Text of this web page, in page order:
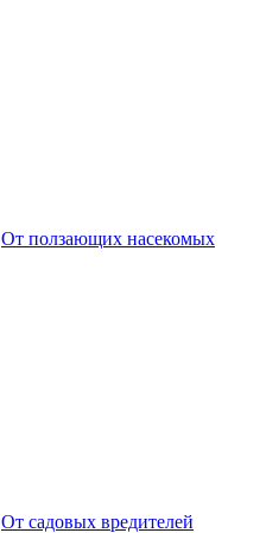
От ползающих насекомых
От садовых вредителей